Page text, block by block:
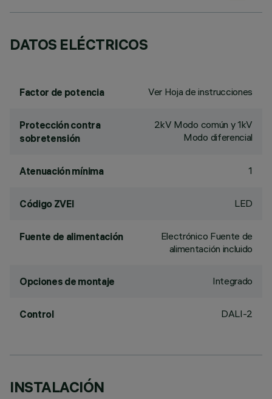
DATOS ELÉCTRICOS
Factor de potencia Ver Hoja de instrucciones
Protección contra
sobretensión
2kV Modo común y 1kV
Modo diferencial
Atenuación mínima 1
Código ZVEI LED
Fuente de alimentación
Electrónico Fuente de
alimentación incluido
Opciones de montaje Integrado
Control DALI-2
INSTALACIÓN